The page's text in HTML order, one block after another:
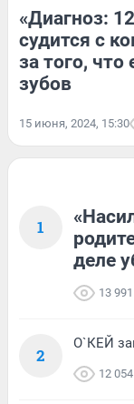
«Диагноз:
судится с
за того, что
зубов
15 июня, 2024, 15:30
1
деле
13 991
2
О`КЕЙ
12 054